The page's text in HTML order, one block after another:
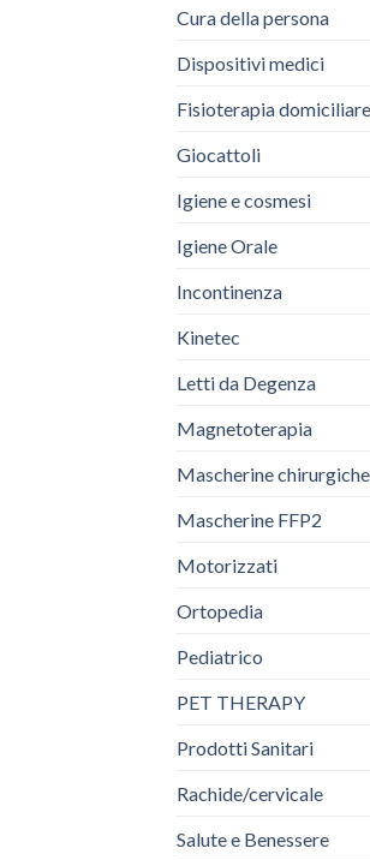
Cura della persona
Dispositivi medici
Fisioterapia domiciliare
Giocattoli
Igiene e cosmesi
Igiene Orale
Incontinenza
Kinetec
Letti da Degenza
Magnetoterapia
Mascherine chirurgiche
Mascherine FFP2
Motorizzati
Ortopedia
Pediatrico
PET THERAPY
Prodotti Sanitari
Rachide/cervicale
Salute e Benessere